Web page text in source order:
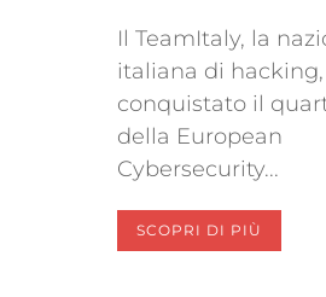
Il TeamItaly, la
italiana di hacking,
conquistato il
della European
Cybersecurity...
SCOPRI DI PIÙ